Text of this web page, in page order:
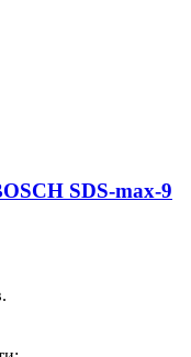
SDS-max-9